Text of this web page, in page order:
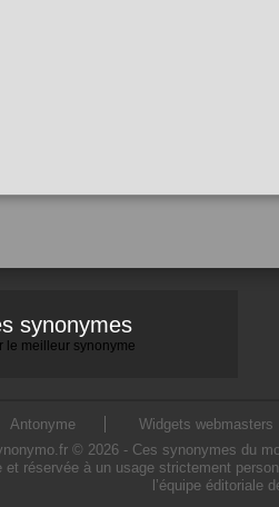
synonymes
le meilleur synonyme
Antonyme Widgets webmasters
© 2026 - Ces synonymes du
réservée à un usage strictement
l’équipe éditoriale